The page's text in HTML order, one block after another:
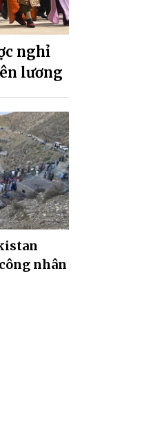
nghỉ
lương
nhân